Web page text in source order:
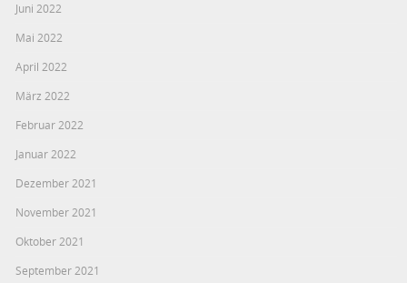
Juni 2022
Mai 2022
April 2022
März 2022
Februar 2022
Januar 2022
Dezember 2021
November 2021
Oktober 2021
September 2021